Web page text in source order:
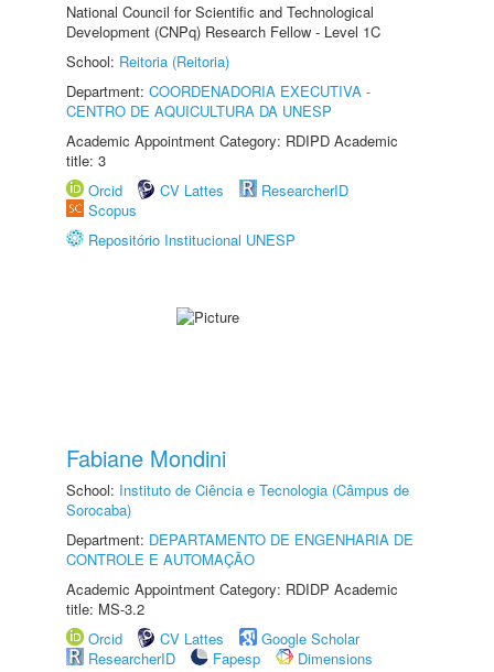
National Council for Scientific and Technological
Development (CNPq) Research Fellow - Level 1C
School: Reitoria (Reitoria)
Department: COORDENADORIA EXECUTIVA -
CENTRO DE AQUICULTURA DA UNESP
Academic Appointment Category: RDIPD Academic
title: 3
Orcid
CV Lattes
ResearcherID
Scopus
Repositório Institucional UNESP
Fabiane Mondini
School: Instituto de Ciência e Tecnologia (Câmpus de
Sorocaba)
Department: DEPARTAMENTO DE ENGENHARIA DE
CONTROLE E AUTOMAÇÃO
Academic Appointment Category: RDIDP Academic
title: MS-3.2
Orcid
CV Lattes
Google Scholar
ResearcherID
Fapesp
Dimensions